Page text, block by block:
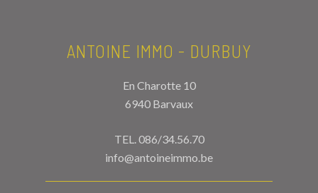
ANTOINE IMMO - DURBUY
En Charotte 10
6940 Barvaux
TEL.086/34.56.70
info@antoineimmo.be